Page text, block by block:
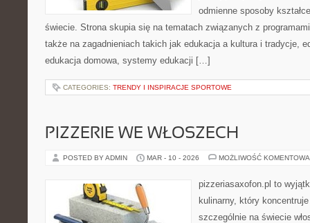
odmienne sposoby
świecie. Strona skupia się na tematach związanych z
także na zagadnieniach takich jak edukacja a kultura i tradycje,
edukacja domowa, systemy edukacji […]
CATEGORIES: TRENDY I INSPIRACJE SPORTOWE
PIZZERIE WE WŁOSZECH
POSTED BY ADMIN MAR - 10 - 2026 MOŻLIWOŚĆ
pizzeriasaxofon.pl to
kulinarny, który
szczególnie na świecie